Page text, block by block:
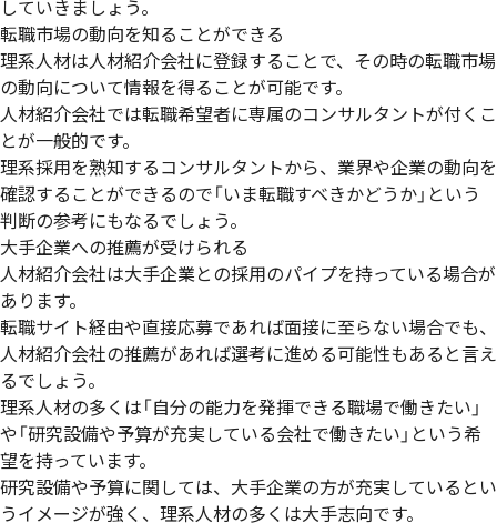
していきましょう。
転職市場の動向を知ることができる
理系人材は人材紹介会社に登録することで、その時の転職市場
の動向について情報を得ることが可能です。
人材紹介会社では転職希望者に専属のコンサルタントが付くこ
とが一般的です。
理系採用を熟知するコンサルタントから、業界や企業の動向を
確認することができるので「いま転職すべきかどうか」という
判断の参考にもなるでしょう。
大手企業への推薦が受けられる
人材紹介会社は大手企業との採用のパイプを持っている場合が
あります。
転職サイト経由や直接応募であれば面接に至らない場合でも、
人材紹介会社の推薦があれば選考に進める可能性もあると言え
るでしょう。
理系人材の多くは「自分の能力を発揮できる職場で働きたい」
や「研究設備や予算が充実している会社で働きたい」という希
望を持っています。
研究設備や予算に関しては、大手企業の方が充実しているとい
うイメージが強く、 理系人材の多くは大手志向です。